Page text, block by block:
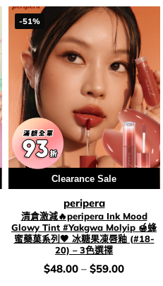
-51%
Clearance Sale
peripera
清倉激減🔥peripera Ink Mood
Glowy Tint #Yakgwa Molyip 🍯蜂
蜜藥菓系列🤎 冰糖果凍唇釉 (#18-
20) – 3色選擇
價
錢：
$48.00 – $59.00